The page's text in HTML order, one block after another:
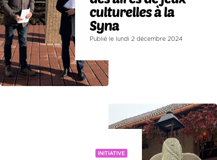
culturelles à la
Syna
Publié le lundi 2 décembre 2024
INITIATIVE